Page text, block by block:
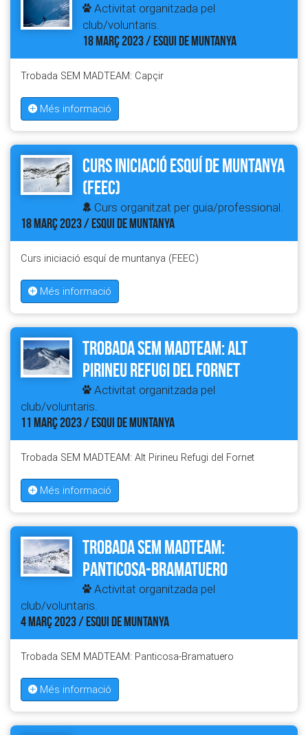
Activitat organitzada pel
club/voluntaris.
18 MARÇ 2023 / ESQUI DE MUNTANYA
Trobada SEM MADTEAM: Capçir
Més informació
Curs iniciació esquí de muntanya
(FEEC)
Curs organitzat per guia/professional.
18 MARÇ 2023 / ESQUI DE MUNTANYA
Curs iniciació esquí de muntanya (FEEC)
Més informació
Trobada SEM MADTEAM: Alt
Pirineu Refugi del Fornet
Activitat organitzada pel
club/voluntaris.
11 MARÇ 2023 / ESQUI DE MUNTANYA
Trobada SEM MADTEAM: Alt Pirineu Refugi del Fornet
Més informació
Trobada SEM MADTEAM:
Panticosa-Bramatuero
Activitat organitzada pel
club/voluntaris.
4 MARÇ 2023 / ESQUI DE MUNTANYA
Trobada SEM MADTEAM: Panticosa-Bramatuero
Més informació